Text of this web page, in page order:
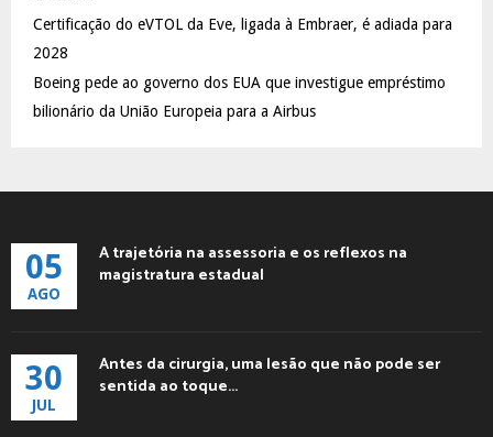
Certificação do eVTOL da Eve, ligada à Embraer, é adiada para
2028
Boeing pede ao governo dos EUA que investigue empréstimo
bilionário da União Europeia para a Airbus
05
AGO
A trajetória na assessoria e os reflexos na
magistratura estadual
30
JUL
Antes da cirurgia, uma lesão que não pode ser
sentida ao toque...